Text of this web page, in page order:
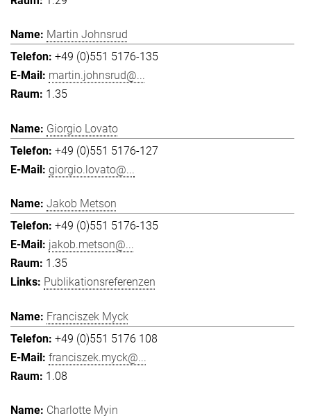
Martin Johnsrud
+49 (0)551 5176-135
martin.johnsrud@...
1.35
Giorgio Lovato
+49 (0)551 5176-127
giorgio.lovato@...
Jakob Metson
+49 (0)551 5176-135
jakob.metson@...
1.35
Publikationsreferenzen
Franciszek Myck
+49 (0)551 5176 108
franciszek.myck@...
1.08
Charlotte Myin